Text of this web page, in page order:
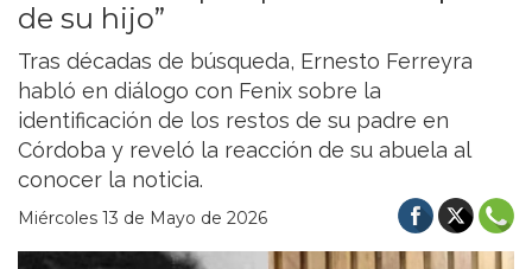
de su hijo”
Tras décadas de búsqueda, Ernesto Ferreyra
habló en diálogo con Fenix sobre la
identificación de los restos de su padre en
Córdoba y reveló la reacción de su abuela al
conocer la noticia.
Miércoles 13 de Mayo de 2026